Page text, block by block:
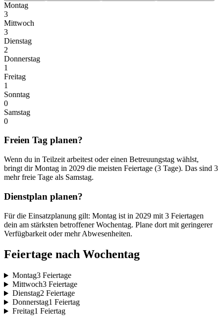
Montag
3
Mittwoch
3
Dienstag
2
Donnerstag
1
Freitag
1
Sonntag
0
Samstag
0
Freien Tag planen?
Wenn du in Teilzeit arbeitest oder einen Betreuungstag wählst,
bringt dir Montag in 2029 die meisten Feiertage (3 Tage). Das sind 3
mehr freie Tage als Samstag.
Dienstplan planen?
Für die Einsatzplanung gilt: Montag ist in 2029 mit 3 Feiertagen
dein am stärksten betroffener Wochentag. Plane dort mit geringerer
Verfügbarkeit oder mehr Abwesenheiten.
Feiertage nach Wochentag
Montag3 Feiertage
Mittwoch3 Feiertage
Dienstag2 Feiertage
Donnerstag1 Feiertag
Freitag1 Feiertag